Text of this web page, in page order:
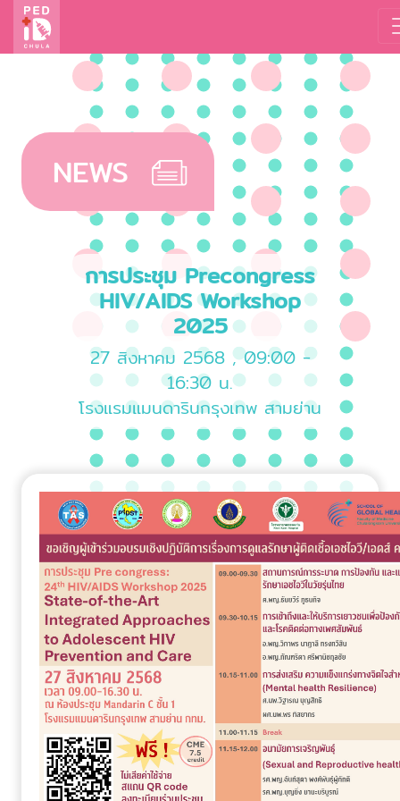
NEWS
การประชุม Precongress
HIV/AIDS Workshop
2025
27 สิงหาคม 2568 , 09:00 -
16:30 น.
โรงแรมแมนดารินกรุงเทพ สามย่าน